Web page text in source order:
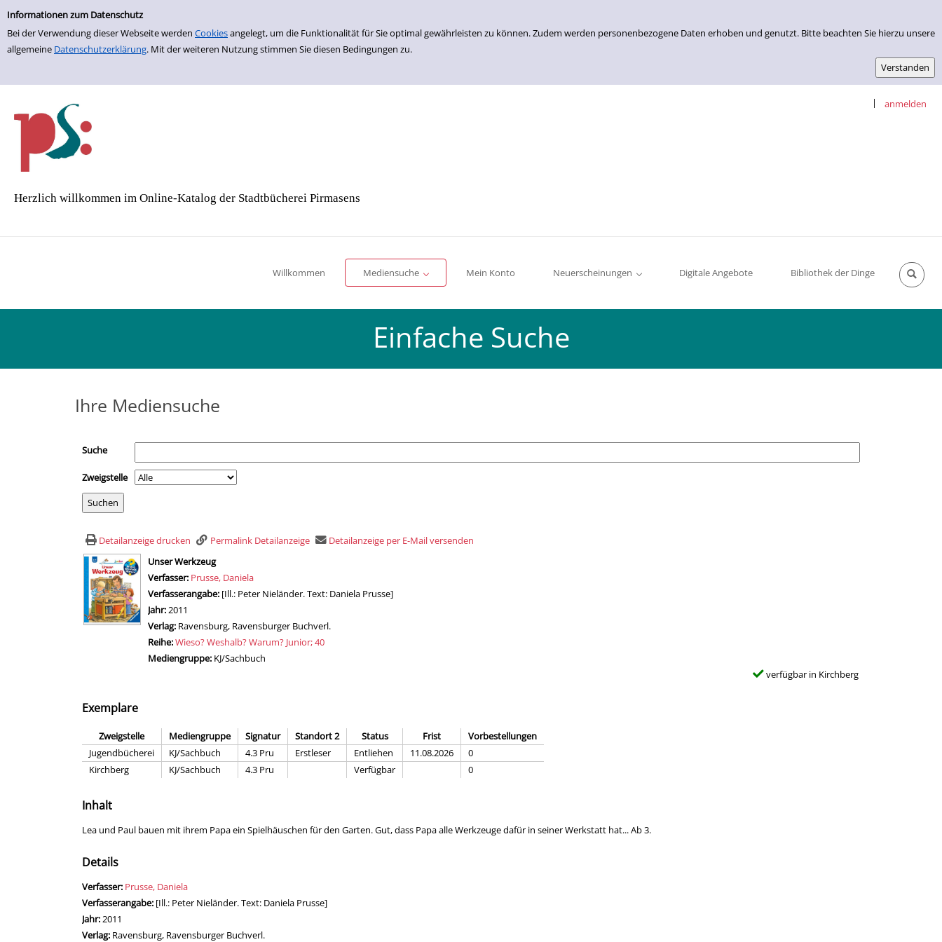
Einfache Suche
Informationen zum Datenschutz
Bei der Verwendung dieser Webseite werden Cookiesangelegt, um die Funktionalität für Sie optimal gewährleisten zu können. Zudem werden personenbezogene Daten erhoben und genutzt. Bitte beachten Sie hierzu unsere
allgemeine Datenschutzerklärung. Mit der weiteren Nutzung stimmen Sie diesen Bedingungen zu.
Zur Detailanzeige springen
Herzlich willkommen im Online-Katalog der Stadtbücherei Pirmasens
| anmelden
Willkommen
Mediensuche
Mein Konto
Neuerscheinungen
Digitale Angebote Bibliothek der Dinge
Einfache Suche
Ihre Mediensuche
Suche
Zweigstelle
Detailanzeige drucken Permalink Detailanzeige
Detailanzeige per E-Mail versenden
wird in neuem Tab geöffnet
Unser Werkzeug
Verfasser: Suche nach diesem Verfasser
Prusse, Daniela
Verfasserangabe: [Ill.: Peter Nieländer. Text: Daniela Prusse]
Jahr:2011
Verlag: Ravensburg, Ravensburger Buchverl.
Reihe:Wieso? Weshalb? Warum? Junior; 40
Mediengruppe: KJ/Sachbuch
verfügbar in Kirchberg
Exemplare
Zweigstelle Mediengruppe Signatur Standort 2 Status Frist
Vorbestellungen
Jugendbücherei
KJ/Sachbuch 4.3 Pru Erstleser Entliehen 11.08.2026
0
Kirchberg
KJ/Sachbuch 4.3 Pru Verfügbar 0
Inhalt
Lea und Paul bauen mit ihrem Papa ein Spielhäuschen für den Garten. Gut, dass Papa alle Werkzeuge dafür in seiner Werkstatt hat... Ab 3.
Details
Verfasser: Suche nach diesem Verfasser
Prusse, Daniela
Verfasserangabe: [Ill.: Peter Nieländer. Text: Daniela Prusse]
Jahr:2011
Verlag: Ravensburg, Ravensburger Buchverl.